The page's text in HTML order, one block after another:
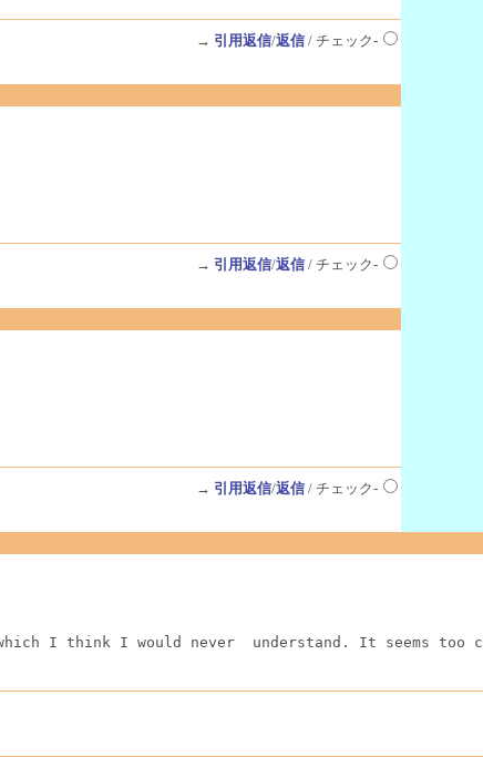
→ 引用返信/返信/ チェック-
→ 引用返信/返信/ チェック-
→ 引用返信/返信/ チェック-
I think I would never  understand. It seems